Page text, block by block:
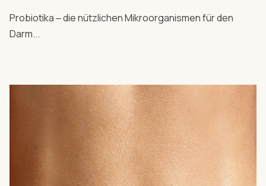
Probiotika ‒ die nützlichen Mikroorganismen für den
Darm...